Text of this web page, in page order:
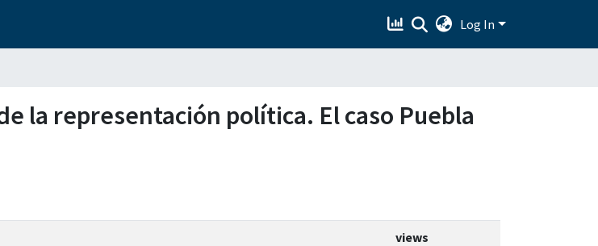
Log In
la representación política. El caso Puebla
views